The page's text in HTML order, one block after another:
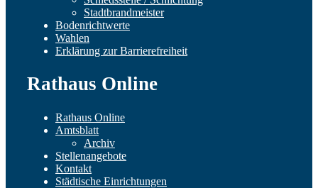
Stadtbrandmeister
Bodenrichtwerte
Wahlen
Erklärung zur Barrierefreiheit
Rathaus Online
Rathaus Online
Amtsblatt
Archiv
Stellenangebote
Kontakt
Städtische Einrichtungen